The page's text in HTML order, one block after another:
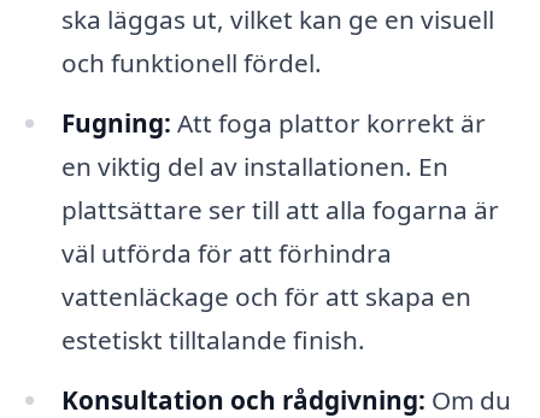
ska läggas ut, vilket kan ge en visuell
och funktionell fördel.
Fugning: Att foga plattor korrekt är
en viktig del av installationen. En
plattsättare ser till att alla fogarna är
väl utförda för att förhindra
vattenläckage och för att skapa en
estetiskt tilltalande finish.
Konsultation och rådgivning: Om du